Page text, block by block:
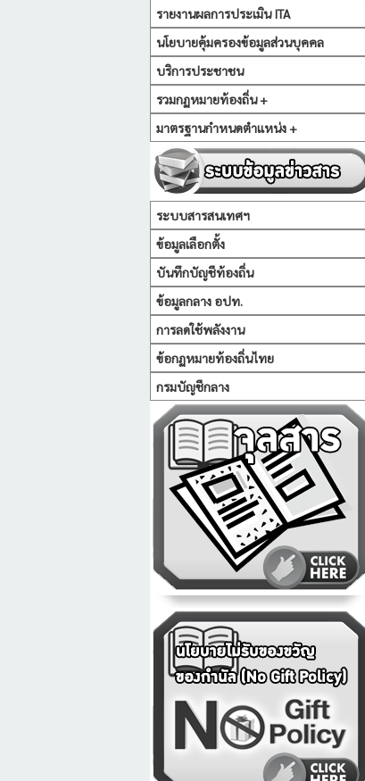
รายงานผลการประเมิน ITA
นโยบายคุ้มครองข้อมูลส่วนบุคคล
บริการประชาชน
รวมกฏหมายท้องถิ่น +
มาตรฐานกำหนดตำแหน่ง +
ระบบสารสนเทศฯ
ข้อมูลเลือกตั้ง
บันทึกบัญชีท้องถิ่น
ข้อมูลกลาง อปท.
การลดใช้พลังงาน
ข้อกฏหมายท้องถิ่นไทย
กรมบัญชีกลาง